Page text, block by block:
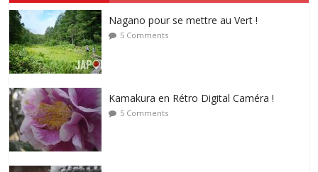
Nagano pour se mettre au Vert !
5 Comments
Kamakura en Rétro Digital Caméra !
5 Comments